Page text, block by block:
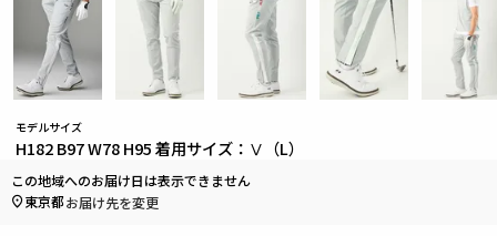
モデルサイズ
H182 B97 W78 H95 着用サイズ：Ⅴ（L）
この地域へのお届け日は表示できません
東京都お届け先を変更